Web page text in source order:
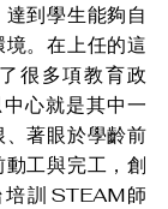
到學生能夠自
。在上任的這
很多項教育政
心就是其中一
著眼於學齡前
工與完工，創
訓STEAM師